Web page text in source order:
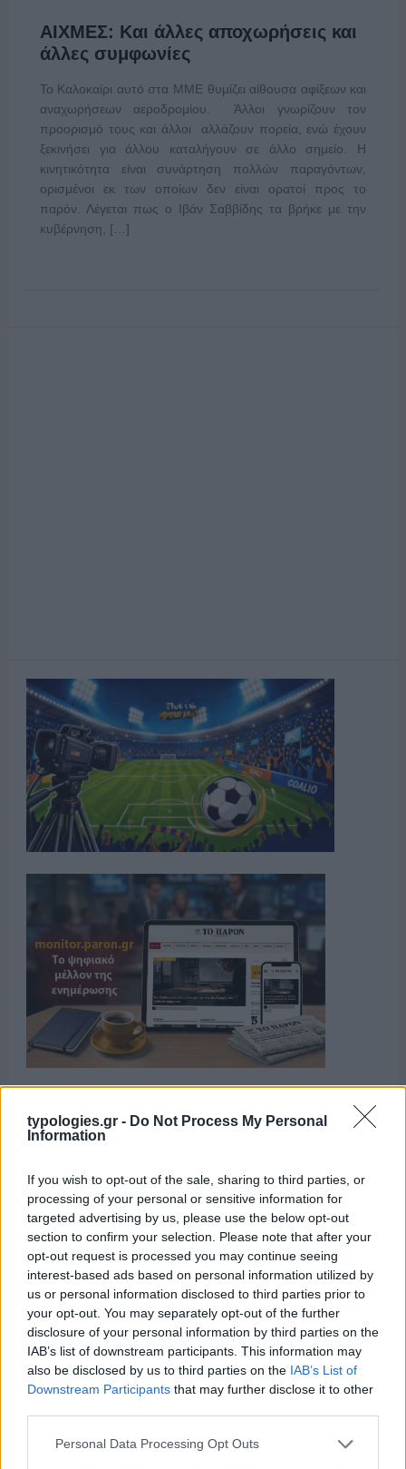
typologies.gr - Do Not Process My Personal
Information
If you wish to opt-out of the sale, sharing to third parties, or
processing of your personal or sensitive information for
targeted advertising by us, please use the below opt-out
section to confirm your selection. Please note that after your
opt-out request is processed you may continue seeing
interest-based ads based on personal information utilized by
us or personal information disclosed to third parties prior to
your opt-out. You may separately opt-out of the further
disclosure of your personal information by third parties on the
IAB’s list of downstream participants. This information may
also be disclosed by us to third parties on the IAB’s List of
Downstream Participants that may further disclose it to other
Please note that this website/app uses one or more Google
Personal Data Processing Opt Outs
ΑΙΧΜΕΣ: Και άλλες αποχωρήσεις και
άλλες συμφωνίες
Το Καλοκαίρι αυτό στα ΜΜΕ θυμίζει αίθουσα αφίξεων και
αναχωρήσεων αεροδρομίου. Άλλοι γνωρίζουν τον
προορισμό τους και άλλοι αλλάζουν πορεία, ενώ έχουν
ξεκινήσει για άλλου καταλήγουν σε άλλο σημείο. Η
κινητικότητα είναι συνάρτηση πολλών παραγόντων,
ορισμένοι εκ των οποίων δεν είναι ορατοί προς το
παρόν. Λέγεται πως ο Ιβάν Σαββίδης τα βρήκε με την
κυβέρνηση, […]
Η ΣΤΗΛΗ ΜΑΣ